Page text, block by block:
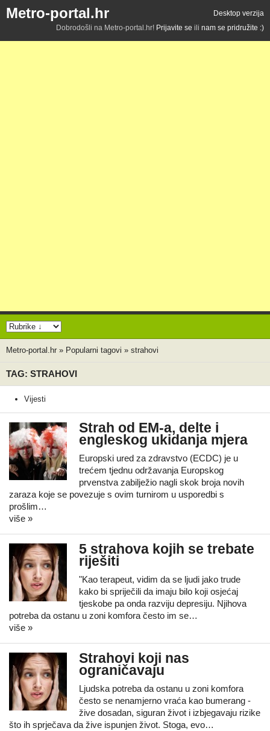
Metro-portal.hr
Desktop verzija
Dobrodošli na Metro-portal.hr! Prijavite se ili nam se pridružite :)
Metro-portal.hr » Popularni tagovi » strahovi
TAG: STRAHOVI
Vijesti
Strah od EM-a, delte i
engleskog ukidanja mjera
Europski ured za zdravstvo (ECDC) je u
trećem tjednu održavanja Europskog
prvenstva zabilježio nagli skok broja novih
zaraza koje se povezuje s ovim turnirom u usporedbi s
prošlim…
više »
5 strahova kojih se trebate
riješiti
"Kao terapeut, vidim da se ljudi jako trude
kako bi spriječili da imaju bilo koji osjećaj
tjeskobe pa onda razviju depresiju. Njihova
potreba da ostanu u zoni komfora često im se…
više »
Strahovi koji nas
ograničavaju
Ljudska potreba da ostanu u zoni komfora
često se nenamjerno vraća kao bumerang -
žive dosadan, siguran život i izbjegavaju rizike
što ih sprječava da žive ispunjen život. Stoga, evo…